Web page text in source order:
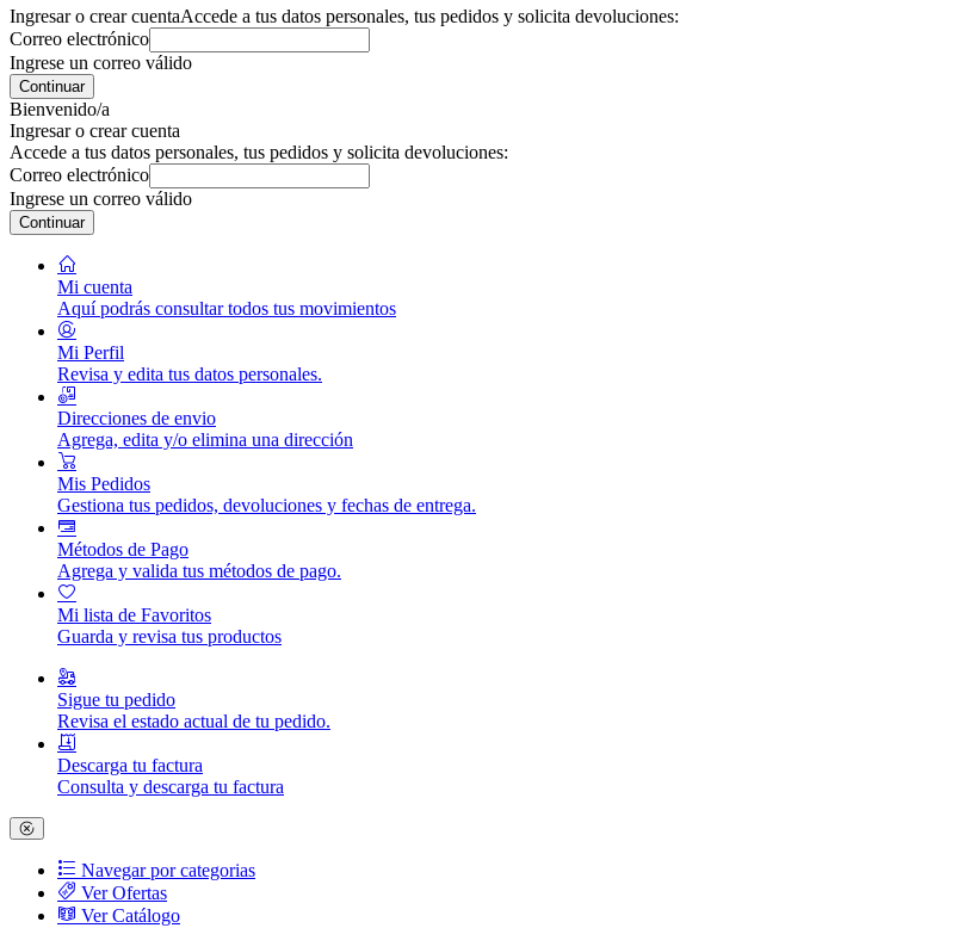
Ingresar o crear cuentaAccede a tus datos personales, tus pedidos y solicita devoluciones:
Correo electrónico
Ingrese un correo válido
Continuar
Bienvenido/a
Ingresar o crear cuenta
Accede a tus datos personales, tus pedidos y solicita devoluciones:
Correo electrónico
Ingrese un correo válido
Continuar
Mi cuenta
Aquí podrás consultar todos tus movimientos
Mi Perfil
Revisa y edita tus datos personales.
Direcciones de envio
Agrega, edita y/o elimina una dirección
Mis Pedidos
Gestiona tus pedidos, devoluciones y fechas de entrega.
Métodos de Pago
Agrega y valida tus métodos de pago.
Mi lista de Favoritos
Guarda y revisa tus productos
Sigue tu pedido
Revisa el estado actual de tu pedido.
Descarga tu factura
Consulta y descarga tu factura
Navegar por categorias
Ver Ofertas
Ver Catálogo